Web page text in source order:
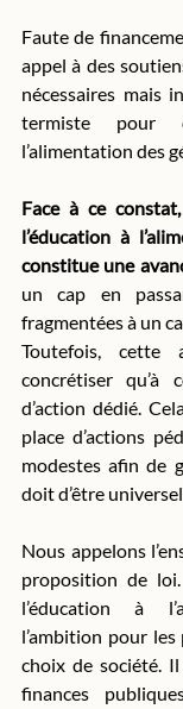
Faute de
appel à des
nécessaires mais
termiste pour
l’alimentation des
Face à ce
l’éducation à
constitue une
un cap en
fragmentées à un
Toutefois, cette
concrétiser qu’à
d’action dédié.
place d’actions
modestes afin de
doit d’être
Nous appelons
proposition de
l’éducation à
l’ambition pour
choix de société.
finances